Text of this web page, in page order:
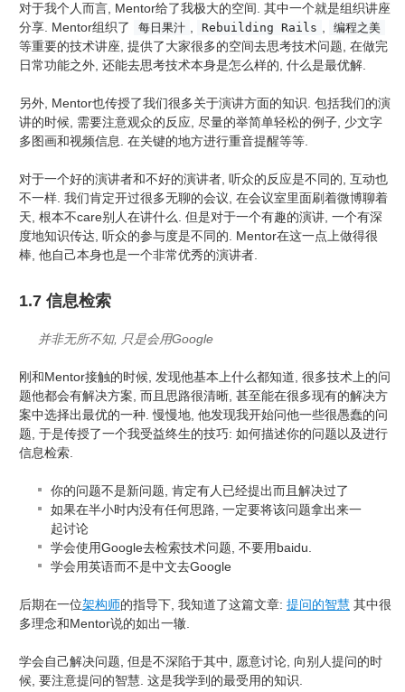
对于我个人而言, Mentor给了我极大的空间. 其中一个就是组织讲座
分享. Mentor组织了
每日果汁 , Rebuilding Rails , 编程之美
等重要的技术讲座, 提供了大家很多的空间去思考技术问题, 在做完
日常功能之外, 还能去思考技术本身是怎么样的, 什么是最优解.
另外, Mentor也传授了我们很多关于演讲方面的知识. 包括我们的演
讲的时候, 需要注意观众的反应, 尽量的举简单轻松的例子, 少文字
多图画和视频信息. 在关键的地方进行重音提醒等等.
对于一个好的演讲者和不好的演讲者, 听众的反应是不同的, 互动也
不一样. 我们肯定开过很多无聊的会议, 在会议室里面刷着微博聊着
天, 根本不care别人在讲什么. 但是对于一个有趣的演讲, 一个有深
度地知识传达, 听众的参与度是不同的. Mentor在这一点上做得很
棒, 他自己本身也是一个非常优秀的演讲者.
1.7 信息检索
并非无所不知, 只是会用Google
刚和Mentor接触的时候, 发现他基本上什么都知道, 很多技术上的问
题他都会有解决方案, 而且思路很清晰, 甚至能在很多现有的解决方
案中选择出最优的一种. 慢慢地, 他发现我开始问他一些很愚蠢的问
题, 于是传授了一个我受益终生的技巧: 如何描述你的问题以及进行
信息检索.
你的问题不是新问题, 肯定有人已经提出而且解决过了
如果在半小时内没有任何思路, 一定要将该问题拿出来一
起讨论
学会使用Google去检索技术问题, 不要用baidu.
学会用英语而不是中文去Google
后期在一位架构师的指导下, 我知道了这篇文章: 提问的智慧 其中很
多理念和Mentor说的如出一辙.
学会自己解决问题, 但是不深陷于其中, 愿意讨论, 向别人提问的时
候, 要注意提问的智慧. 这是我学到的最受用的知识.